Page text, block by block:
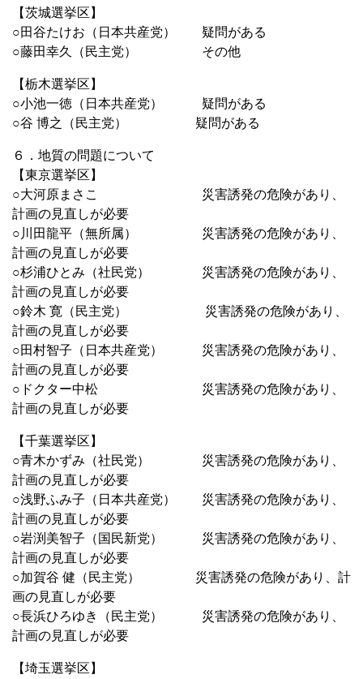
【茨城選挙区】
○田谷たけお（日本共産党） 疑問がある
○藤田幸久（民主党） その他
【栃木選挙区】
○小池一徳（日本共産党） 疑問がある
○谷 博之（民主党） 疑問がある
６．地質の問題について
【東京選挙区】
○大河原まさこ 災害誘発の危険があり、
計画の見直しが必要
○川田龍平（無所属） 災害誘発の危険があり、
計画の見直しが必要
○杉浦ひとみ（社民党） 災害誘発の危険があり、
計画の見直しが必要
○鈴木 寛（民主党） 災害誘発の危険があり、
計画の見直しが必要
○田村智子（日本共産党） 災害誘発の危険があり、
計画の見直しが必要
○ドクター中松 災害誘発の危険があり、
計画の見直しが必要
【千葉選挙区】
○青木かずみ（社民党） 災害誘発の危険があり、
計画の見直しが必要
○浅野ふみ子（日本共産党） 災害誘発の危険があり、
計画の見直しが必要
○岩渕美智子（国民新党） 災害誘発の危険があり、
計画の見直しが必要
○加賀谷 健（民主党） 災害誘発の危険があり、計
画の見直しが必要
○長浜ひろゆき（民主党） 災害誘発の危険があり、
計画の見直しが必要
【埼玉選挙区】